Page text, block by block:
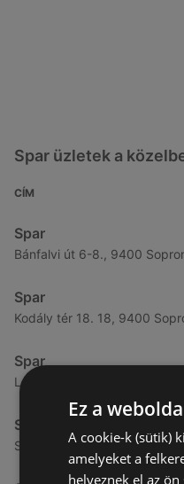
Spar üzletek a
CÍM
Spar
Bánfalvi út 6-8., 9400
Spar
Kodály tér 18. 18, 9400
Spar
Lackner kristóf utca 29.,
Spar
Selmeci utca 15-17., 9400
Ez a
A cookie-k (sütik)
amelyeket a
helyeznek el az